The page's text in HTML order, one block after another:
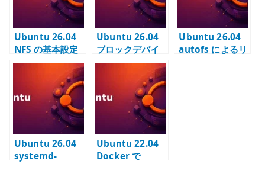
Ubuntu 26.04
NFS の基本設定
– nfs-kernel-
exports で共有
範囲を管理する
Ubuntu 26.04
ブロックデバイ
スの初期化 – 追
加ディスクにフ
ァイルシステム
を作成する
Ubuntu 26.04
autofs によるリ
Ubuntu 26.04
systemd-
Ubuntu 22.04
Docker で